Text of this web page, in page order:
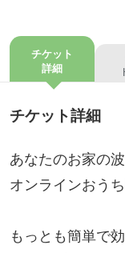
チケット
詳細
チケット詳細
あなたのお家の
オンラインおう
もっとも簡単で